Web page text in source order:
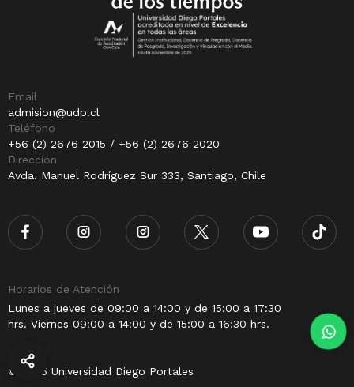
Email
admision@udp.cl
Teléfono
+56 (2) 2676 2015 / +56 (2) 2676 2020
Dirección
Avda. Manuel Rodríguez Sur 333, Santiago, Chile
Horarios de Atención
Lunes a jueves de 09:00 a 14:00 y de 15:00 a 17:30
hrs. Viernes 09:00 a 14:00 y de 15:00 a 16:30 hrs.
© 2025 Universidad Diego Portales